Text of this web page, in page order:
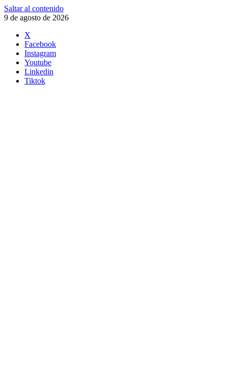
Saltar al contenido
9 de agosto de 2026
X
Facebook
Instagram
Youtube
Linkedin
Tiktok